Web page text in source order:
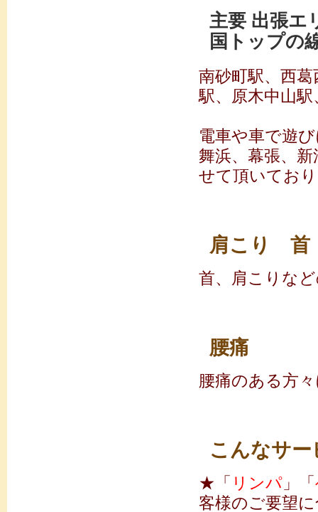
主要 出張
国トップの
南砂町駅、西
駅、原木中山
電車や車で遊
舞浜、幕張、
せて頂いてお
肩こり
首、肩こりな
腰痛
腰痛のある方
こんなサ
★「 リンパ 」「
客様のご要望